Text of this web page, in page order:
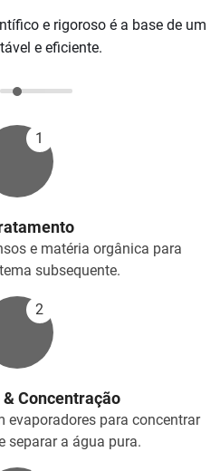
e rigoroso é a base de um
e eficiente.
1
e matéria orgânica para
subsequente.
2
Concentração
evaporadores para concentrar
separar a água pura.